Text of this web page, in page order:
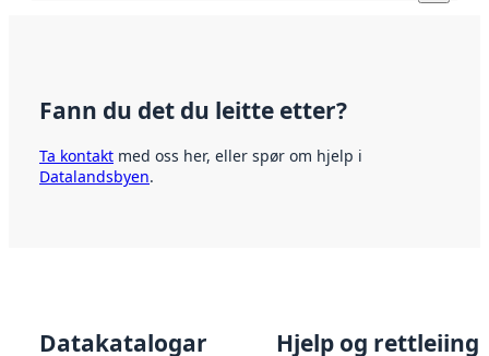
Fann du det du leitte etter?
Ta kontakt med oss her, eller spør om hjelp i
Datalandsbyen.
Datakatalogar Hjelp og rettleiing